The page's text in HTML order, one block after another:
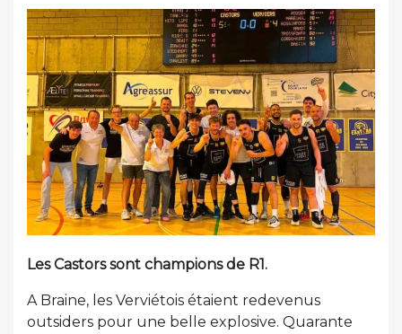
Les Castors sont champions de R1.
A Braine, les Verviétois étaient redevenus
outsiders pour une belle explosive. Quarante